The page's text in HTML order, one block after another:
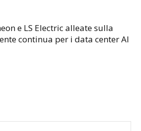
e LS Electric alleate sulla
continua per i data center AI